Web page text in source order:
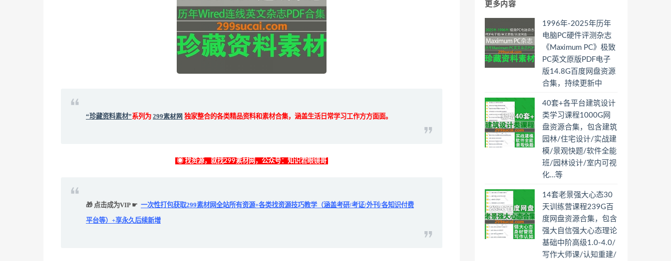
“珍藏资料素材”系列为 299素材网 独家整合的各类精品资料和素材合集，涵盖生活日常学习工作方方面面。
◉ 找资源，就找299素材网，公众号：知识君眼镜哥
🎁 点击成为VIP ☛ 一次性打包获取299素材网全站所有资源+各类找资源技巧教学（涵盖考研/考证/外刊/各知识付费
平台等）+享永久后续新增
更多内容
1996年-2025年历年
电脑PC硬件评测杂志
《Maximum PC》极致
PC英文原版PDF电子
版14.8G百度网盘资源
合集，持续更新中
40套+各平台建筑设计
类学习课程1000G网
盘资源合集，包含建筑
园林/住宅设计/实战建
模/景观快题/软件全能
班/园林设计/室内可视
化…等
14套老景强大心态30
天训练营课程239G百
度网盘资源合集，包含
强大自信强大心态理论
基础中阶高级1.0-4.0/
写作大师课/认知重建/